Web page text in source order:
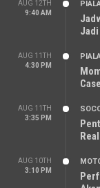
AUG 12TH
9:40 AM
AUG 11TH
4:30 PM
AUG 11TH
3:35 PM
AUG 10TH
3:10 PM